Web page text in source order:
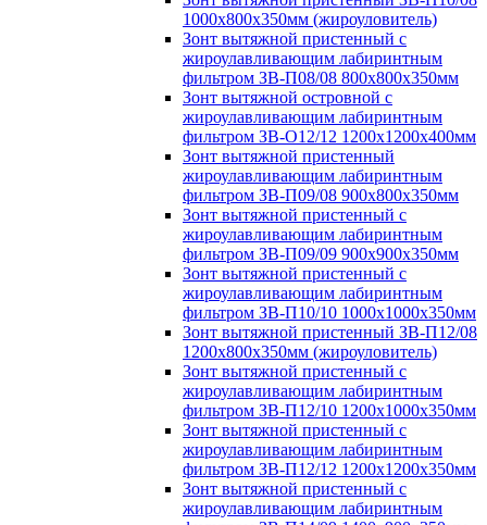
1000х800х350мм (жироуловитель)
Зонт вытяжной пристенный с
жироулавливающим лабиринтным
фильтром ЗВ-П08/08 800х800х350мм
Зонт вытяжной островной с
жироулавливающим лабиринтным
фильтром ЗВ-О12/12 1200х1200х400мм
Зонт вытяжной пристенный
жироулавливающим лабиринтным
фильтром ЗВ-П09/08 900х800х350мм
Зонт вытяжной пристенный с
жироулавливающим лабиринтным
фильтром ЗВ-П09/09 900х900х350мм
Зонт вытяжной пристенный с
жироулавливающим лабиринтным
фильтром ЗВ-П10/10 1000х1000х350мм
Зонт вытяжной пристенный ЗВ-П12/08
1200х800х350мм (жироуловитель)
Зонт вытяжной пристенный с
жироулавливающим лабиринтным
фильтром ЗВ-П12/10 1200х1000х350мм
Зонт вытяжной пристенный с
жироулавливающим лабиринтным
фильтром ЗВ-П12/12 1200х1200х350мм
Зонт вытяжной пристенный с
жироулавливающим лабиринтным